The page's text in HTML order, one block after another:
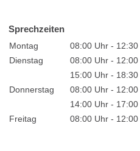
Sprechzeiten
Montag
08:00 Uhr - 12:30
Dienstag
08:00 Uhr - 12:00
15:00 Uhr - 18:30
Donnerstag
08:00 Uhr - 12:00
14:00 Uhr - 17:00
Freitag
08:00 Uhr - 12:00